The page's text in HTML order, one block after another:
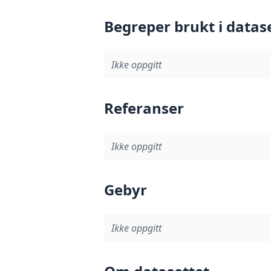
Begreper brukt i
Ikke oppgitt
Referanser
Ikke oppgitt
Gebyr
Ikke oppgitt